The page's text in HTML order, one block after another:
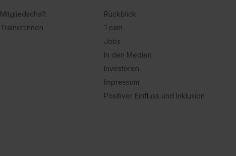
Mitgliedschaft
Trainer:innen
Rückblick
Team
Jobs
In den Medien
Investoren
Impressum
Positiver Einfluss und Inklusion